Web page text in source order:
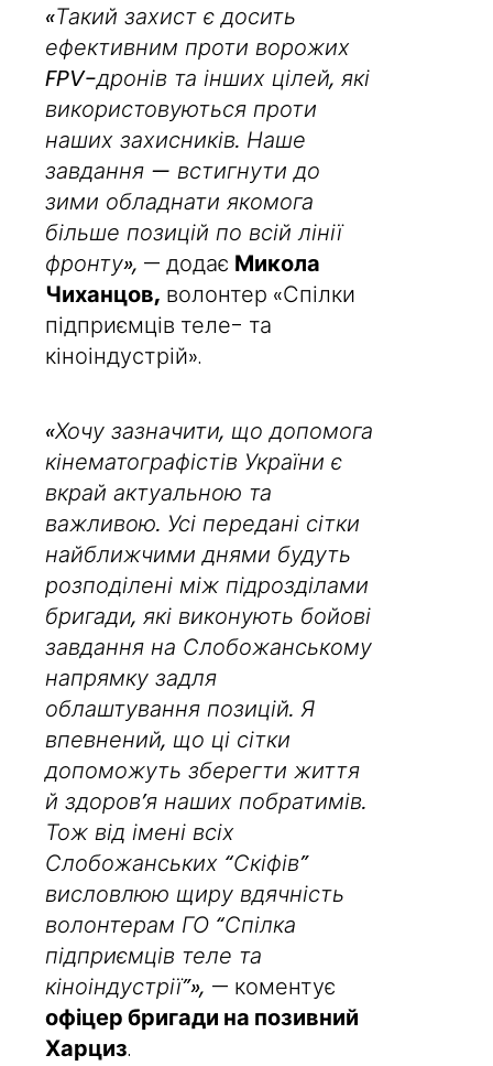
«Такий захист є досить
ефективним проти ворожих
FPV-дронів та інших цілей, які
використовуються проти
наших захисників. Наше
завдання — встигнути до
зими обладнати якомога
більше позицій по всій лінії
фронту», — додає Микола
Чиханцов, волонтер «Спілки
підприємців теле- та
кіноіндустрій».
«Хочу зазначити, що допомога
кінематографістів України є
вкрай актуальною та
важливою. Усі передані сітки
найближчими днями будуть
розподілені між підрозділами
бригади, які виконують бойові
завдання на Слобожанському
напрямку задля
облаштування позицій. Я
впевнений, що ці сітки
допоможуть зберегти життя
й здоров’я наших побратимів.
Тож від імені всіх
Слобожанських “Скіфів”
висловлюю щиру вдячність
волонтерам ГО “Спілка
підприємців теле та
кіноіндустрії”», — коментує
офіцер бригади на позивний
Харциз.